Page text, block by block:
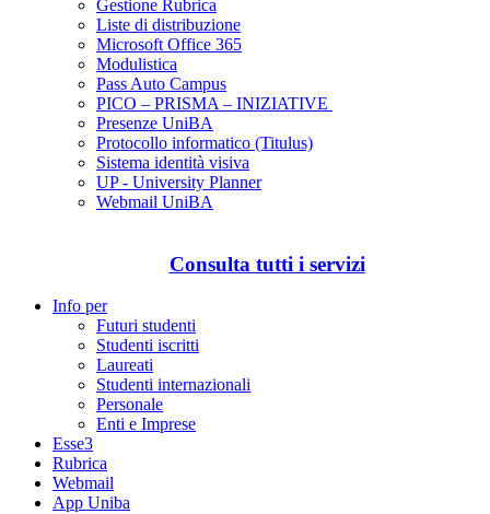
Gestione Rubrica
Liste di distribuzione
Microsoft Office 365
Modulistica
Pass Auto Campus
PICO – PRISMA – INIZIATIVE
Presenze UniBA
Protocollo informatico (Titulus)
Sistema identità visiva
UP - University Planner
Webmail UniBA
Consulta tutti i servizi
Info per
Futuri studenti
Studenti iscritti
Laureati
Studenti internazionali
Personale
Enti e Imprese
Esse3
Rubrica
Webmail
App Uniba